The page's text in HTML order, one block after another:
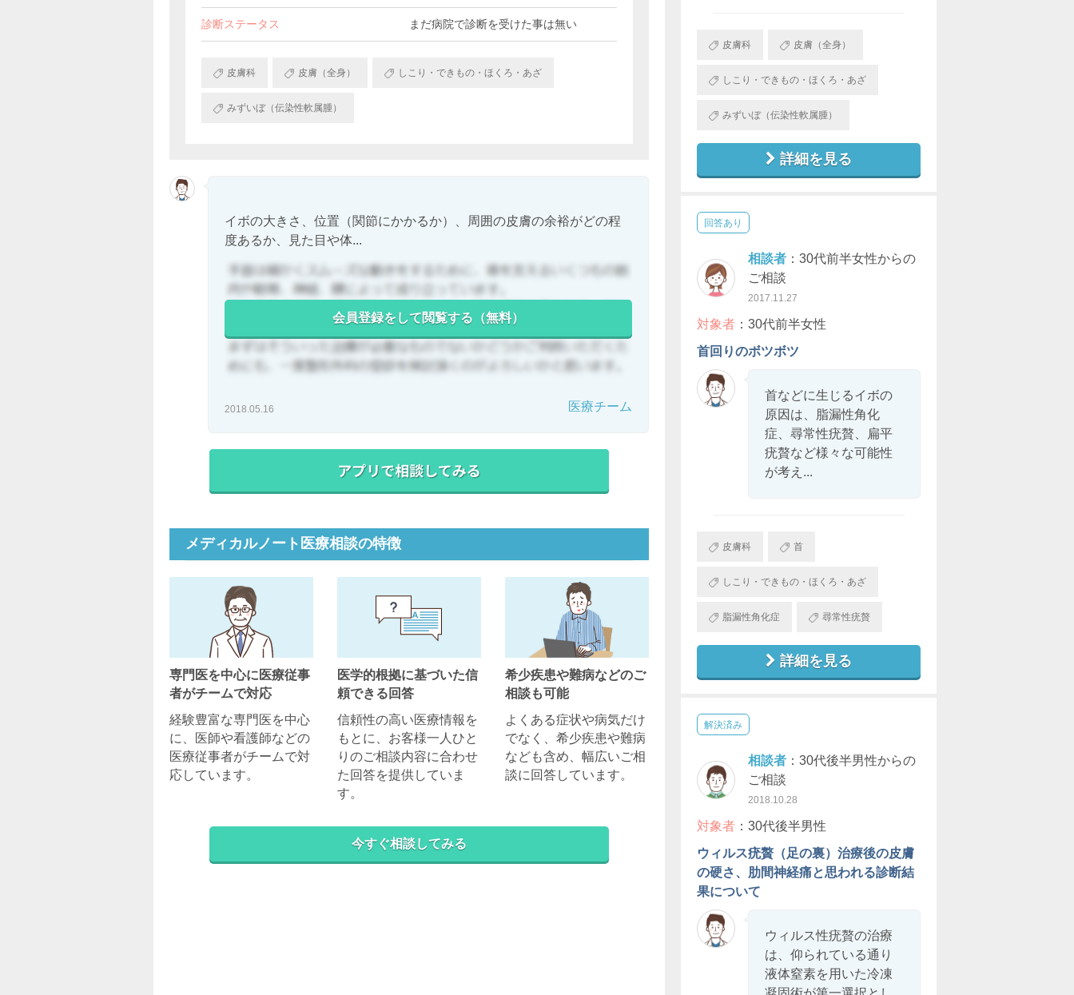
診断ステータス まだ病院で診断を受けた事は無い
皮膚科 皮膚（全身） しこり・できもの・ほくろ・あざ
みずいぼ（伝染性軟属腫）
イボの大きさ、位置（関節にかかるか）、周囲の皮膚の余裕がどの程
度あるか、見た目や体...
会員登録をして閲覧する（無料）
2018.05.16 医療チーム
メディカルノート医療相談の特徴
専門医を中心に医療従事
者がチームで対応
経験豊富な専門医を中心
に、医師や看護師などの
医療従事者がチームで対
応しています。
医学的根拠に基づいた信
頼できる回答
信頼性の高い医療情報を
もとに、お客様一人ひと
りのご相談内容に合わせ
た回答を提供していま
す。
希少疾患や難病などのご
相談も可能
よくある症状や病気だけ
でなく、希少疾患や難病
なども含め、幅広いご相
談に回答しています。
今すぐ相談してみる
皮膚科 皮膚（全身）
しこり・できもの・ほくろ・あざ
みずいぼ（伝染性軟属腫）
詳細を見る
回答あり
相談者：30代前半女性からの
ご相談
2017.11.27
対象者：30代前半女性
首回りのボツボツ
首などに生じるイボの
原因は、脂漏性角化
症、尋常性疣贅、扁平
疣贅など様々な可能性
が考え...
皮膚科 首
しこり・できもの・ほくろ・あざ
脂漏性角化症 尋常性疣贅
詳細を見る
解決済み
相談者：30代後半男性からの
ご相談
2018.10.28
対象者：30代後半男性
ウィルス疣贅（足の裏）治療後の皮膚
の硬さ、肋間神経痛と思われる診断結
果について
ウィルス性疣贅の治療
は、仰られている通り
液体窒素を用いた冷凍